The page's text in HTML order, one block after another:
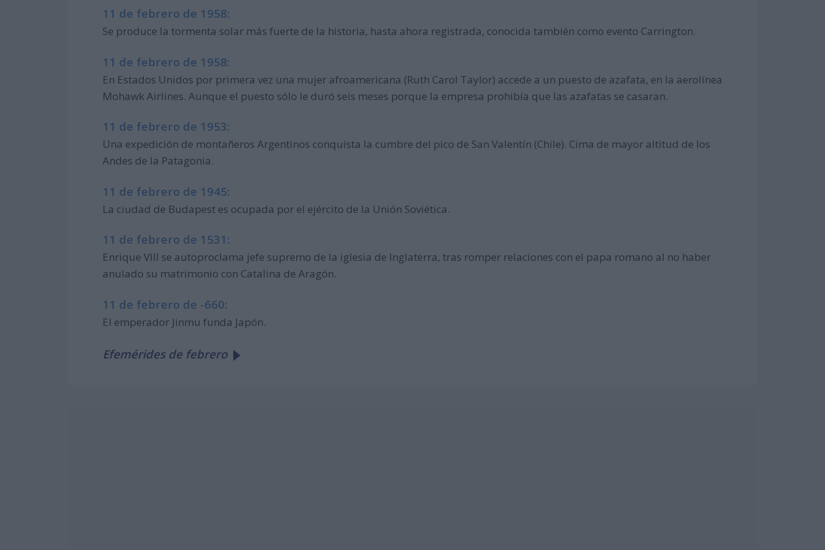
11 de febrero de 1958:
Se produce la tormenta solar más fuerte de la historia, hasta ahora registrada, conocida también como evento Carrington.
11 de febrero de 1958:
En Estados Unidos por primera vez una mujer afroamericana (Ruth Carol Taylor) accede a un puesto de azafata, en la aerolínea
Mohawk Airlines. Aunque el puesto sólo le duró seis meses porque la empresa prohibía que las azafatas se casaran.
11 de febrero de 1953:
Una expedición de montañeros Argentinos conquista la cumbre del pico de San Valentín (Chile). Cima de mayor altitud de los
Andes de la Patagonia.
11 de febrero de 1945:
La ciudad de Budapest es ocupada por el ejército de la Unión Soviética.
11 de febrero de 1531:
Enrique VIII se autoproclama jefe supremo de la iglesia de Inglaterra, tras romper relaciones con el papa romano al no haber
anulado su matrimonio con Catalina de Aragón.
11 de febrero de -660:
El emperador Jinmu funda Japón.
Efemérides de febrero